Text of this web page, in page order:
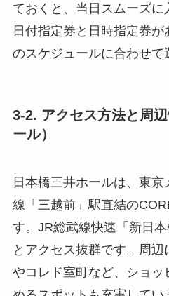
ておくと、当日スムーズに
日付指定券と日時指定券
のスケジュールに合わせて
3-2. アクセス方法と周
ール）
日本橋三井ホールは、東
線「三越前」駅直結の
す。JR総武線快速「新日
とアクセス抜群です。周
やコレド室町など、ショッ